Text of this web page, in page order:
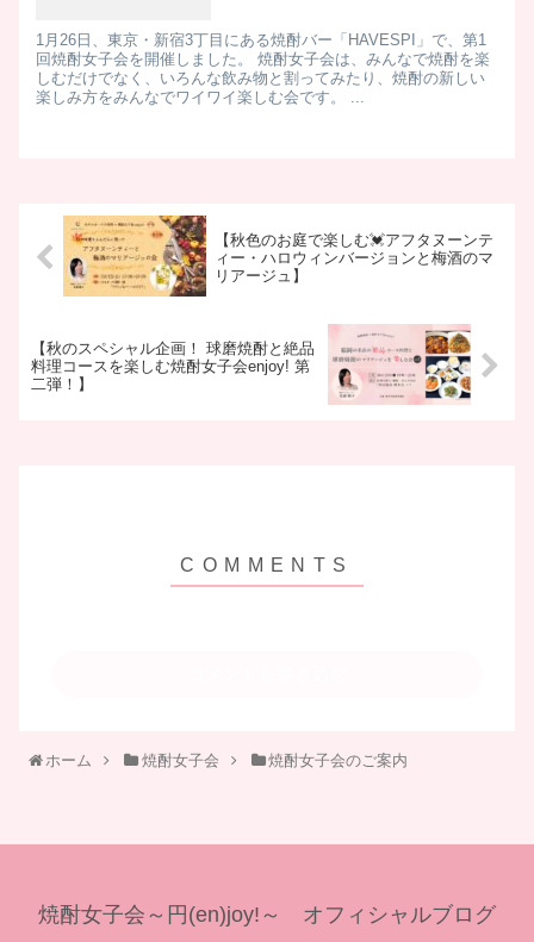
1月26日、東京・新宿3丁目にある焼酎バー「HAVESPI」で、第1
回焼酎女子会を開催しました。 焼酎女子会は、みんなで焼酎を楽
しむだけでなく、いろんな飲み物と割ってみたり、焼酎の新しい
楽しみ方をみんなでワイワイ楽しむ会です。 ...
【秋色のお庭で楽しむ💓アフタヌーンテ
ィー・ハロウィンバージョンと梅酒のマ
リアージュ】
【秋のスペシャル企画！ 球磨焼酎と絶品
料理コースを楽しむ焼酎女子会enjoy! 第
二弾！】
ホーム 焼酎女子会 焼酎女子会のご案内
焼酎女子会～円(en)joy!～ オフィシャルブログ